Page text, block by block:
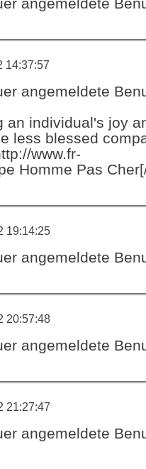
angemeldete
14:37:57
angemeldete
an individual's joy
less blessed
www.fr-
Homme Pas
19:14:25
angemeldete
20:57:48
angemeldete
21:27:47
angemeldete